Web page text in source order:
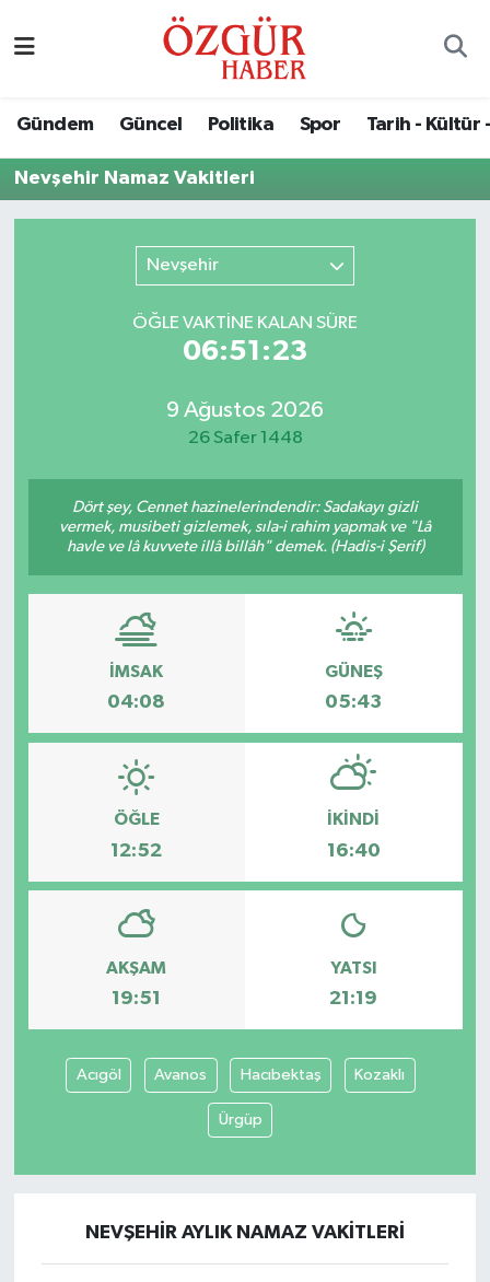
Gündem Güncel Politika Spor Tarih - Kültür
Nevşehir Namaz Vakitleri
Nevşehir
ÖĞLE VAKTİNE KALAN SÜRE
06:51:23
9 Ağustos 2026
26 Safer 1448
Dört şey, Cennet hazinelerindendir: Sadakayı gizli
vermek, musibeti gizlemek, sıla-i rahim yapmak ve "Lâ
havle ve lâ kuvvete illâ billâh" demek. (Hadis-i Şerif)
İMSAK
04:08
GÜNEŞ
05:43
ÖĞLE
12:52
İKINDI
16:40
AKŞAM
19:51
YATSI
21:19
Acıgöl Avanos Hacıbektaş Kozaklı
Ürgüp
NEVŞEHIR AYLIK NAMAZ VAKITLERI
Ekonomi
Sağlık
Tarih - Kültür - Sanat - Turizm
Yaşam
Nöbetçi Eczaneler
Trafik Durumu
Tüm Manşetler
Son Dakika Haberleri